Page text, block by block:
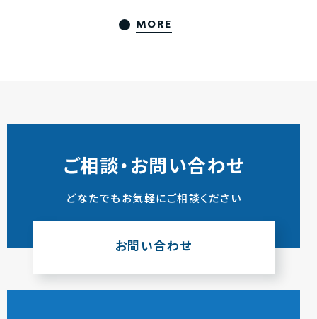
MORE
ご相談・お問い合わせ
どなたでもお気軽にご相談ください
お問い合わせ